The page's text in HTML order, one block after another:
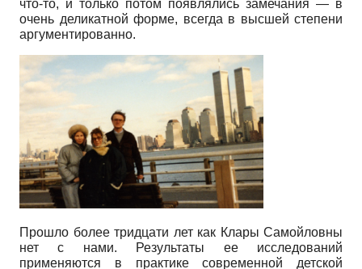
что-то, и только потом появлялись замечания — в
очень деликатной форме, всегда в высшей степени
аргументированно.
Прошло более тридцати лет как Клары Самойловны
нет с нами. Результаты ее исследований
применяются в практике современной детской